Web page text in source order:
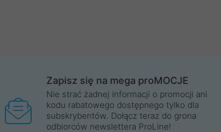
Zapisz się na mega proMOCJE
Nie strać żadnej informacji o promocji ani
kodu rabatowego dostępnego tylko dla
subskrybentów. Dołącz teraz do grona
odbiorców newslettera ProLine!